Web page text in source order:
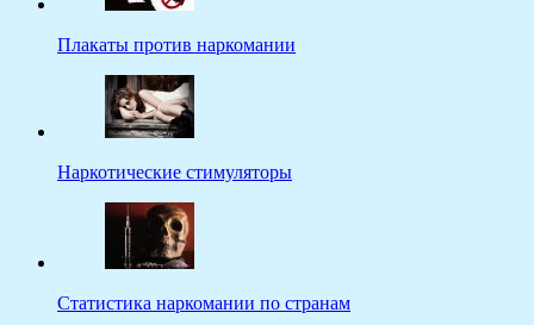
Плакаты против наркомании
Наркотические стимуляторы
Статистика наркомании по странам